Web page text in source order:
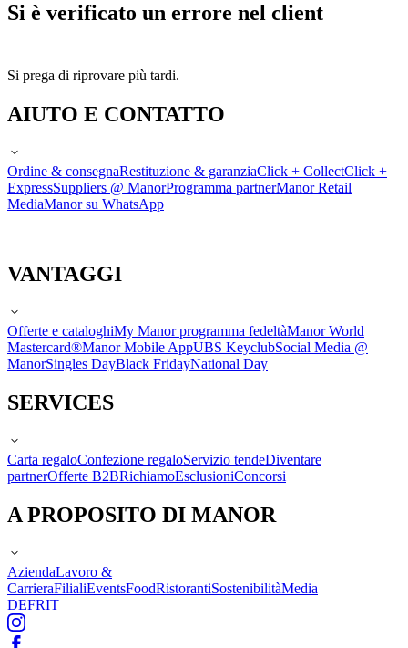
Si è verificato un errore nel client
Si prega di riprovare più tardi.
AIUTO E CONTATTO
Ordine & consegnaRestituzione & garanziaClick + CollectClick +
ExpressSuppliers @ ManorProgramma partnerManor Retail
MediaManor su WhatsApp
VANTAGGI
Offerte e cataloghiMy Manor programma fedeltàManor World
Mastercard®Manor Mobile AppUBS KeyclubSocial Media @
ManorSingles DayBlack FridayNational Day
SERVICES
Carta regaloConfezione regaloServizio tendeDiventare
partnerOfferte B2BRichiamoEsclusioniConcorsi
A PROPOSITO DI MANOR
AziendaLavoro &
CarrieraFilialiEventsFoodRistorantiSostenibilitàMedia
DEFRIT